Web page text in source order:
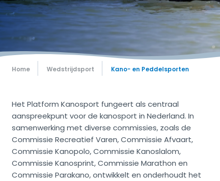
Home Wedstrijdsport Kano- en Peddelsporten
​Het Platform Kanosport fungeert als centraal
aanspreekpunt voor de kanosport in Nederland. In
samenwerking met diverse commissies, zoals de
Commissie Recreatief Varen, Commissie Afvaart,
Commissie Kanopolo, Commissie Kanoslalom,
Commissie Kanosprint, Commissie Marathon en
Commissie Parakano, ontwikkelt en onderhoudt het